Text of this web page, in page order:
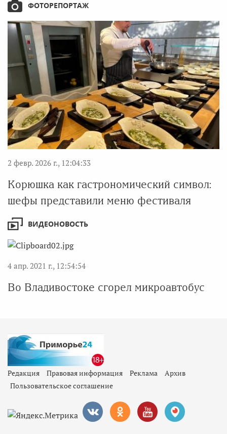
ФОТОРЕПОРТАЖ
2 февр. 2026 г., 12:04:33
Корюшка как гастрономический символ:
шефы представили меню фестиваля
ВИДЕОНОВОСТЬ
4 апр. 2021 г., 12:54:54
Во Владивостоке сгорел микроавтобус
Редакция Правовая информация Реклама
Архив
Пользовательское соглашение